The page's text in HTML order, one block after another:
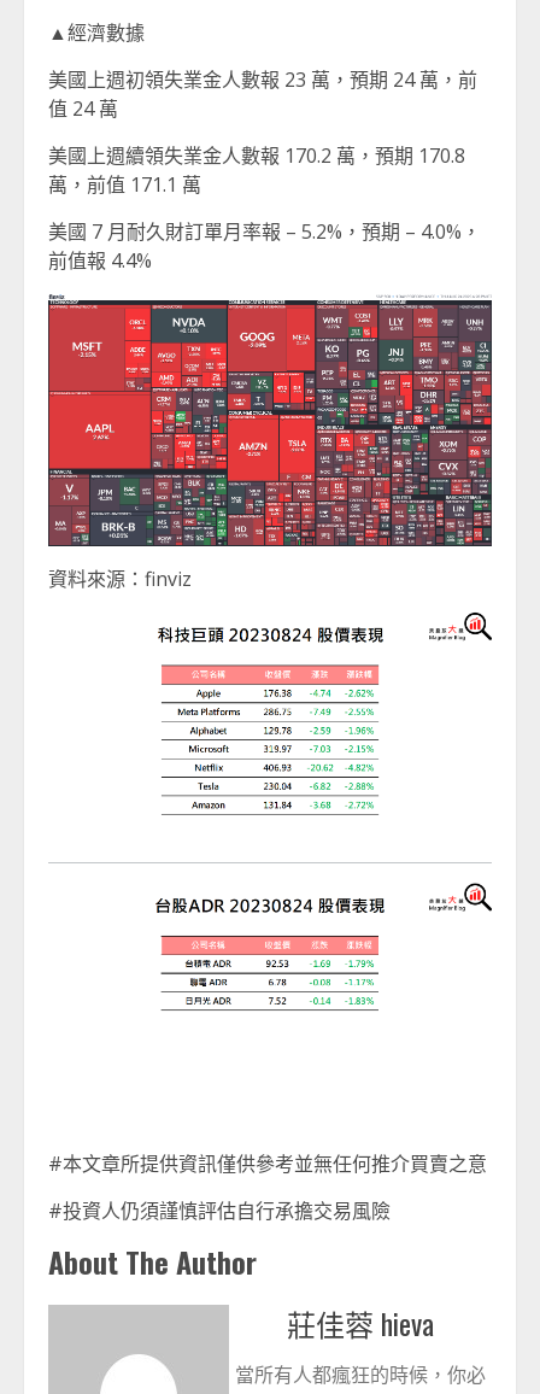
▲經濟數據
美國上週初領失業金人數報 23 萬，預期 24 萬，前
值 24 萬
美國上週續領失業金人數報 170.2 萬，預期 170.8
萬，前值 171.1 萬
美國 7 月耐久財訂單月率報 – 5.2%，預期 – 4.0%，
前值報 4.4%
資料來源：finviz
#本文章所提供資訊僅供參考並無任何推介買賣之意
#投資人仍須謹慎評估自行承擔交易風險
About The Author
莊佳蓉 hieva
當所有人都瘋狂的時候，你必